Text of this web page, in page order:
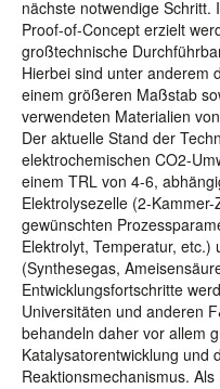
nächste notwendige
Proof-of-Concept erzielt
großtechnische
Hierbei sind unter anderem
einem größeren Maßstab
verwendeten Materialien
Der aktuelle Stand der
elektrochemischen CO2-
einem TRL von 4-6,
Elektrolysezelle (2-
gewünschten
Elektrolyt, Temperatur, etc.)
(Synthesegas,
Entwicklungsfortschritte
Universitäten und anderen
behandeln daher vor allem
Katalysatorentwicklung und
Reaktionsmechanismus.